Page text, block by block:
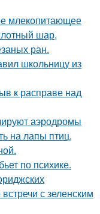
млекопитающее
шар,
ран.
школьницу из
к расправе над
аэродромы
на лапы птиц,
по психике.
с зеленским